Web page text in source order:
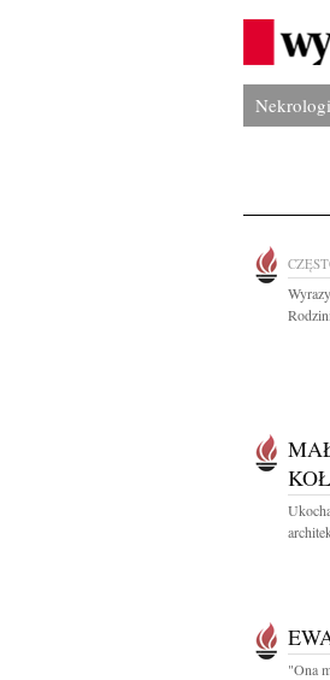
Nekrologi
"Ona